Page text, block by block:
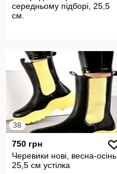
середньому підборі, 25,5
см.
38
750 грн
Черевики нові, весна-осінь,
25,5 см устілка